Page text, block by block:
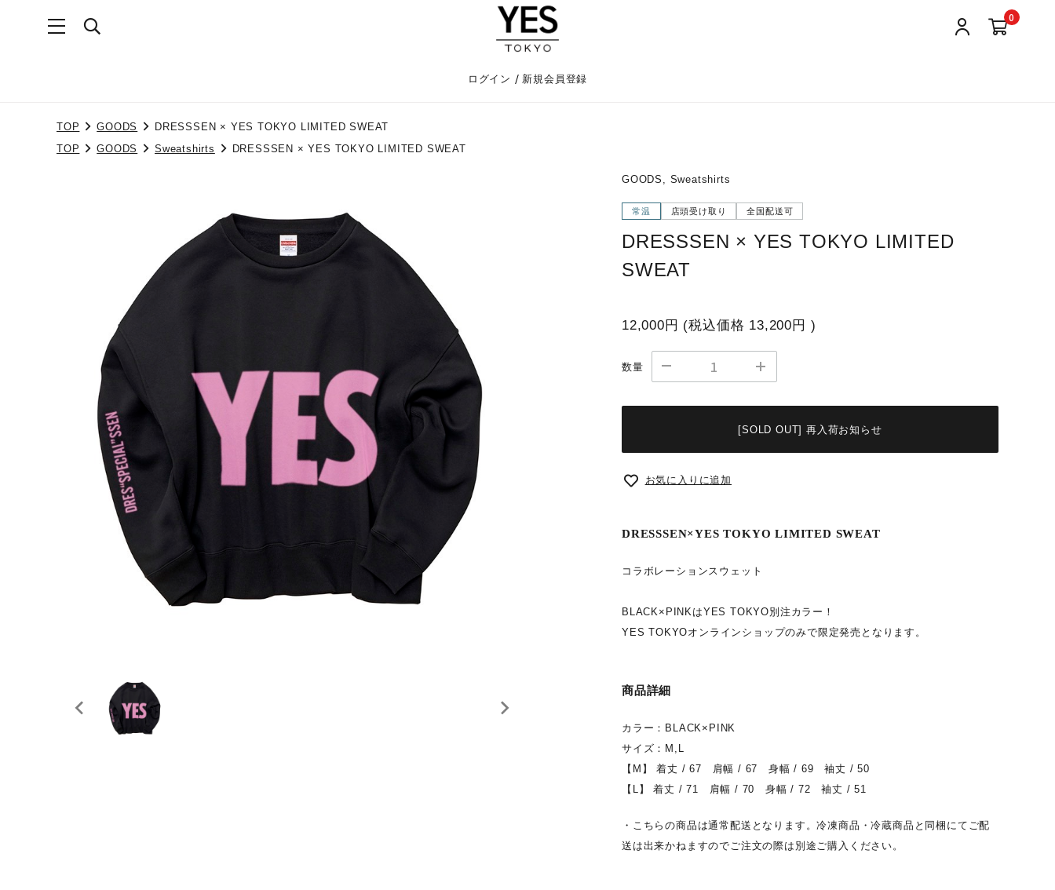
0
ログイン / 新規会員登録
TOP GOODS
DRESSSEN × YES TOKYO LIMITED SWEAT
TOP
GOODS Sweatshirts DRESSSEN × YES TOKYO LIMITED SWEAT
GOODS, Sweatshirts
常温 店頭受け取り 全国配送可
DRESSSEN × YES TOKYO LIMITED
SWEAT
12,000円 (税込価格 13,200円 )
数量
[SOLD OUT] 再入荷お知らせ
お気に入りに追加
DRESSSEN×YES TOKYO LIMITED SWEAT
コラボレーションスウェット
BLACK×PINKはYES TOKYO別注カラー！
YES TOKYOオンラインショップのみで限定発売となります。
商品詳細
カラー：BLACK×PINK
サイズ：M,L
【M】 着丈 / 67 肩幅 / 67 身幅 / 69 袖丈 / 50
【L】 着丈 / 71 肩幅 / 70 身幅 / 72 袖丈 / 51
・こちらの商品は通常配送となります。冷凍商品・冷蔵商品と同梱にてご配
送は出来かねますのでご注文の際は別途ご購入ください。